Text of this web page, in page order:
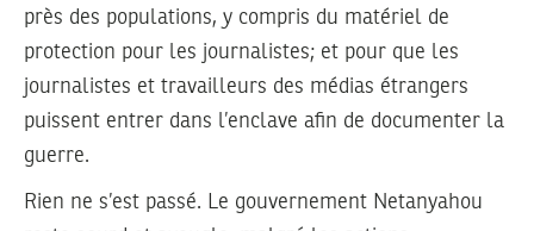
près des populations, y compris du matériel de
protection pour les journalistes; et pour que les
journalistes et travailleurs des médias étrangers
puissent entrer dans l’enclave afin de documenter la
guerre.
Rien ne s’est passé. Le gouvernement Netanyahou